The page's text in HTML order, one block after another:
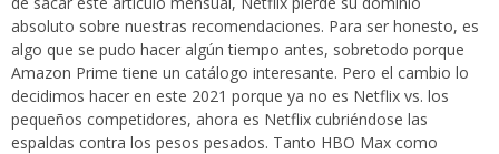
absoluto sobre nuestras recomendaciones. Para ser honesto, es
algo que se pudo hacer algún tiempo antes, sobretodo porque
Amazon Prime tiene un catálogo interesante. Pero el cambio lo
decidimos hacer en este 2021 porque ya no es Netflix vs. los
pequeños competidores, ahora es Netflix cubriéndose las
espaldas contra los pesos pesados. Tanto HBO Max como